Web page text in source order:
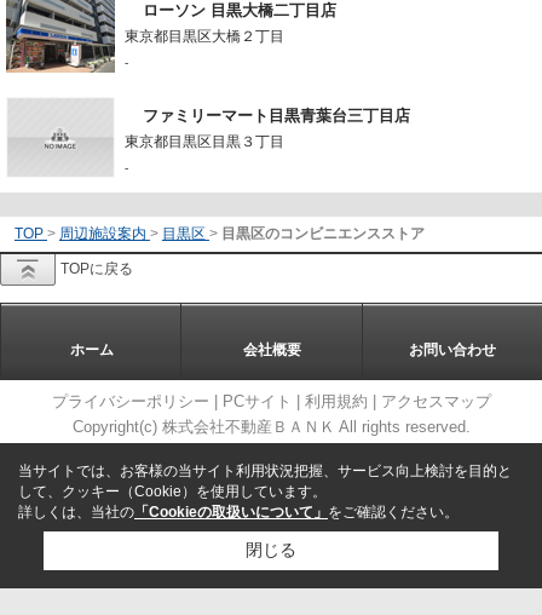
ローソン 目黒大橋二丁目店
東京都目黒区大橋２丁目
-
ファミリーマート目黒青葉台三丁目店
東京都目黒区目黒３丁目
-
TOP > 周辺施設案内 > 目黒区 > 目黒区のコンビニエンスストア
TOPに戻る
ホーム 会社概要 お問い合わせ
プライバシーポリシー PCサイト 利用規約
アクセスマップ
Copyright(c) 株式会社不動産ＢＡＮＫ All rights reserved.
当サイトでは、お客様の当サイト利用状況把握、サービス向上検討を目的と
して、クッキー（Cookie）を使用しています。
詳しくは、当社の 「Cookieの取扱いについて」 をご確認ください。
閉じる